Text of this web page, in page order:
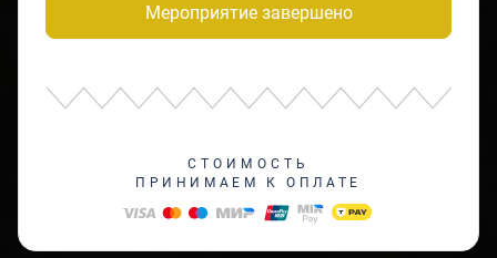
Мероприятие завершено
СТОИМОСТЬ
ПРИНИМАЕМ К ОПЛАТЕ